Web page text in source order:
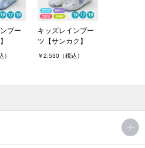
日
いて、雨の日でも気分があがりま
インブーツを購入し、今回同じ柄
ブー
）
キッズレインブー
ツ【サンカク】
￥2,530（税込）